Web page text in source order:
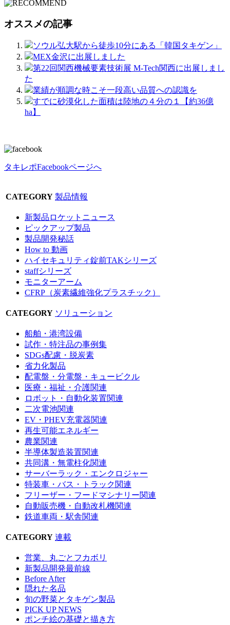
オススメの記事
ソウル弘大駅から徒歩10分にある「韓国タキゲン」
MEX金沢に出展しました
第22回関西機械要素技術展 M-Tech関西に出展しまし
た
業績が順調な時こそ一段高い品質への認識を
すでに砂漠化した面積は陸地の４分の１【約36億
ha】
タキレポFacebookページへ
CATEGORY 製品情報
新製品ロケットニュース
ピックアップ製品
製品開発秘話
How to 動画
ハイセキュリティ錠前TAKシリーズ
staffシリーズ
モニターアーム
CFRP（炭素繊維強化プラスチック）
CATEGORY ソリューション
船舶・港湾設備
試作・特注品の事例集
SDGs配慮・脱炭素
省力化製品
配電盤・分電盤・キュービクル
医療・福祉・介護関連
ロボット・自動化装置関連
二次電池関連
EV・PHEV充電器関連
再生可能エネルギー
農業関連
半導体製造装置関連
共同溝・無電柱化関連
サーバーラック・エンクロジャー
特装車・バス・トラック関連
フリーザー・フードマシナリー関連
自動販売機・自動改札機関連
鉄道車両・駅舎関連
CATEGORY 連載
営業、丸ごとフカボリ
新製品開発最前線
Before After
隠れた名品
旬の野菜とタキゲン製品
PICK UP NEWS
ポンチ絵の基礎と描き方